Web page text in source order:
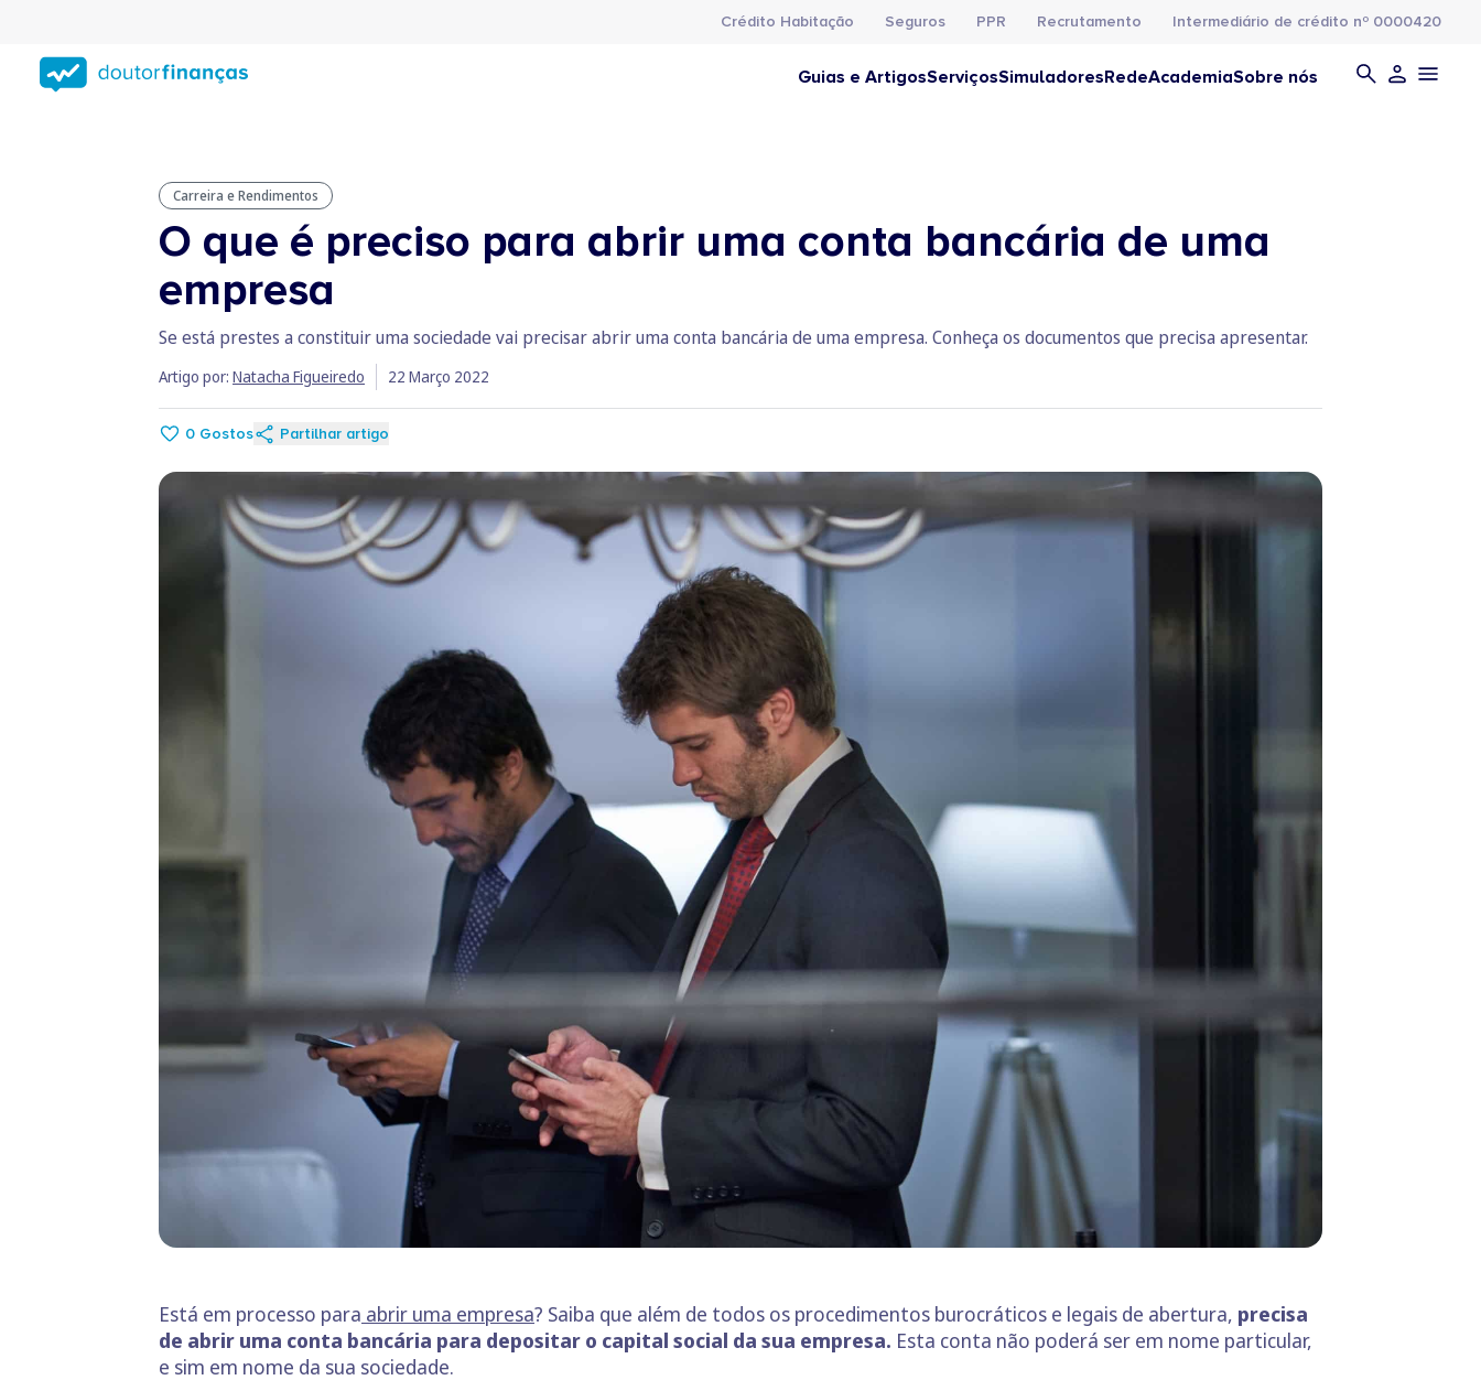
conteúdo
principal
Crédito Habitação Seguros PPR Recrutamento Intermediário de crédito nº 0000420
Guias e ArtigosServiçosSimuladoresRedeAcademiaSobre nós
Carreira e Rendimentos
O que é preciso para abrir uma conta bancária de uma
empresa
Se está prestes a constituir uma sociedade vai precisar abrir uma conta bancária de uma empresa. Conheça os documentos que precisa apresentar.
Artigo por: Natacha Figueiredo 22 Março 2022
0 Gostos Partilhar artigo
Está em processo para abrir uma empresa? Saiba que além de todos os procedimentos burocráticos e legais de abertura, precisa
de abrir uma conta bancária para depositar o capital social da sua empresa. Esta conta não poderá ser em nome particular,
e sim em nome da sua sociedade.